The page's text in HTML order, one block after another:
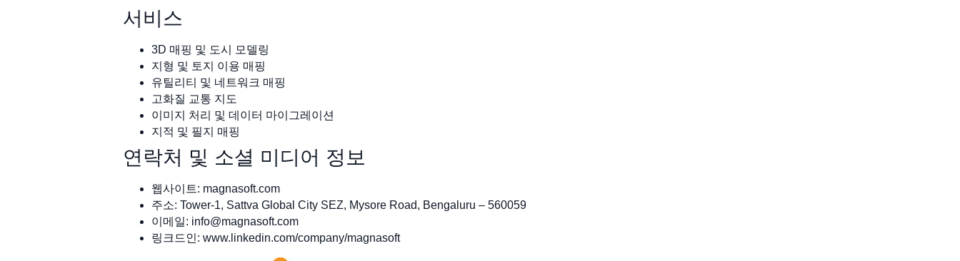
서비스
3D 매핑 및 도시 모델링
지형 및 토지 이용 매핑
유틸리티 및 네트워크 매핑
고화질 교통 지도
이미지 처리 및 데이터 마이그레이션
지적 및 필지 매핑
연락처 및 소셜 미디어 정보
웹사이트: magnasoft.com
주소: Tower-1, Sattva Global City SEZ, Mysore Road, Bengaluru – 560059
이메일: info@magnasoft.com
링크드인: www.linkedin.com/company/magnasoft